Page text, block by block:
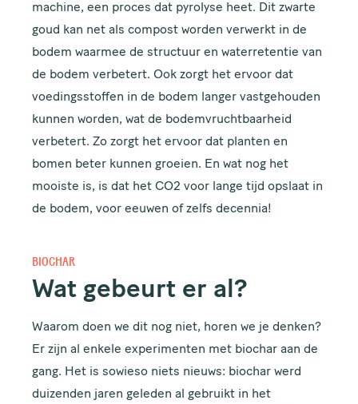
machine, een proces dat pyrolyse heet. Dit zwarte
goud kan net als compost worden verwerkt in de
bodem waarmee de structuur en waterretentie van
de bodem verbetert. Ook zorgt het ervoor dat
voedingsstoffen in de bodem langer vastgehouden
kunnen worden, wat de bodemvruchtbaarheid
verbetert. Zo zorgt het ervoor dat planten en
bomen beter kunnen groeien. En wat nog het
mooiste is, is dat het CO2 voor lange tijd opslaat in
de bodem, voor eeuwen of zelfs decennia!
BIOCHAR
Wat gebeurt er al?
Waarom doen we dit nog niet, horen we je denken?
Er zijn al enkele experimenten met biochar aan de
gang. Het is sowieso niets nieuws: biochar werd
duizenden jaren geleden al gebruikt in het